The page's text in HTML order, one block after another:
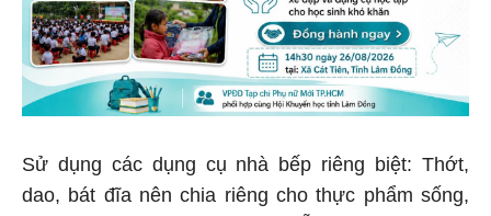
Sử dụng các dụng cụ nhà bếp riêng biệt: Thớt,
dao, bát đĩa nên chia riêng cho thực phẩm sống,